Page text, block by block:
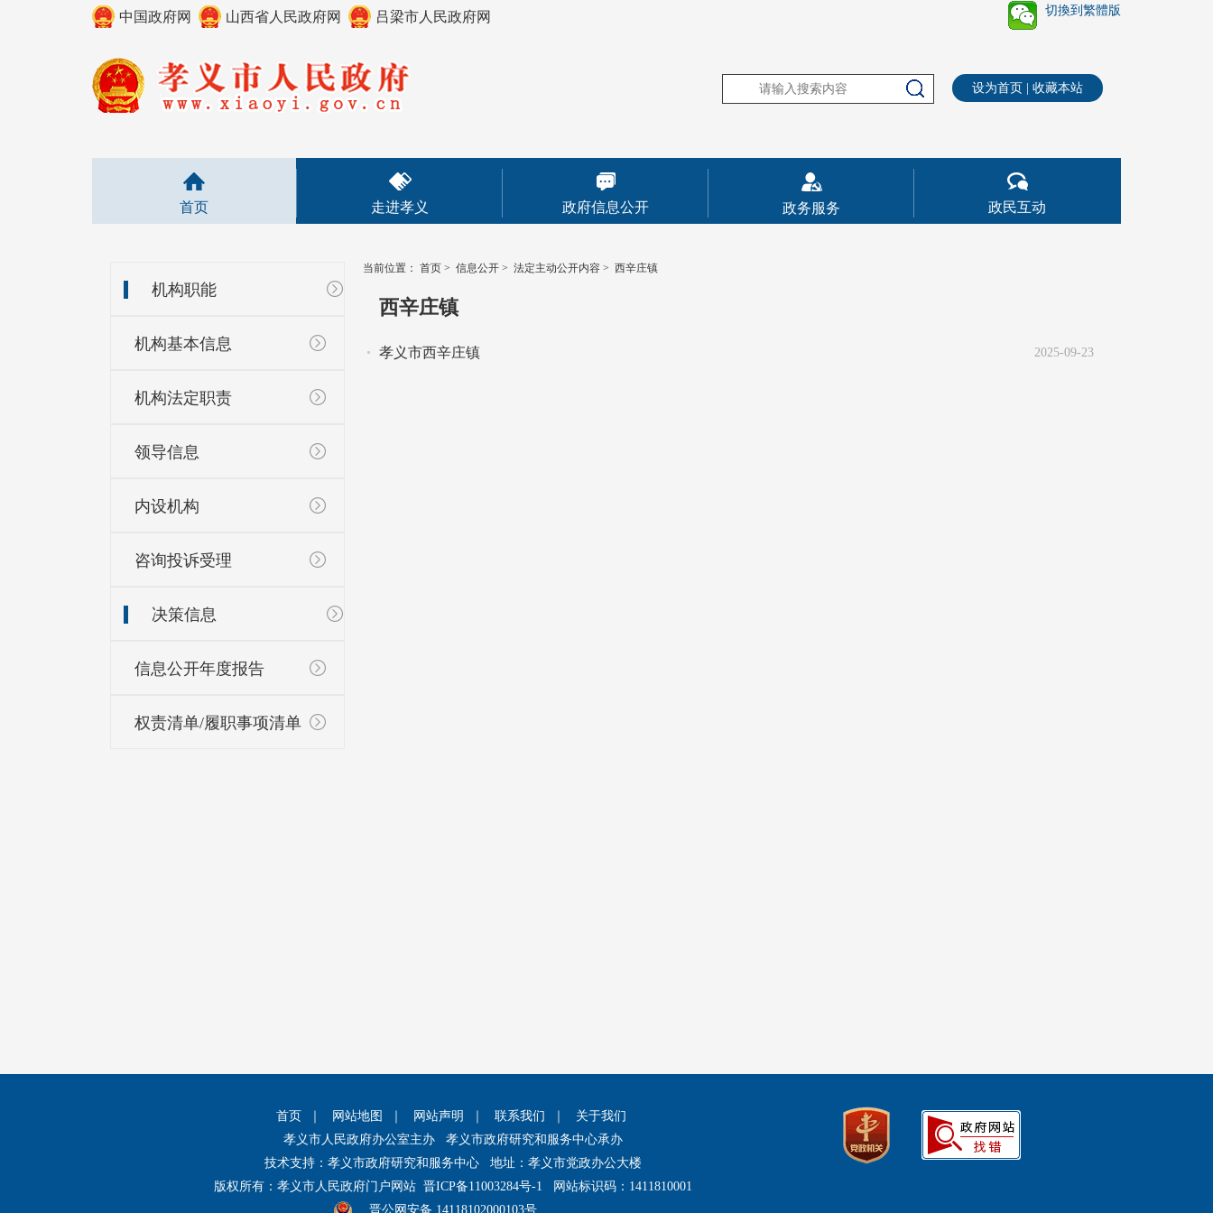
中国政府网 山西省人民政府网 吕梁市人民政府网 切換到繁體版
设为首页 收藏本站
首页 走进孝义 政府信息公开 政务服务 政民互动
机构职能
机构基本信息
机构法定职责
领导信息
内设机构
咨询投诉受理
决策信息
信息公开年度报告
权责清单/履职事项清单
当前位置： 首页 > 信息公开 > 法定主动公开内容 > 西辛庄镇
西辛庄镇
孝义市西辛庄镇 2025-09-23
首页 网站地图 网站声明 联系我们
关于我们
孝义市人民政府办公室主办 孝义市政府研究和服务中心承办
技术支持：孝义市政府研究和服务中心 地址：孝义市党政办公大楼
版权所有：孝义市人民政府门户网站 晋ICP备11003284号-1 网站标识码：1411810001
晋公网安备 14118102000103号